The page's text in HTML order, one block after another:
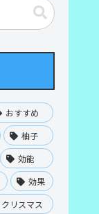
おすすめ
柚子
効能
効果
クリスマス